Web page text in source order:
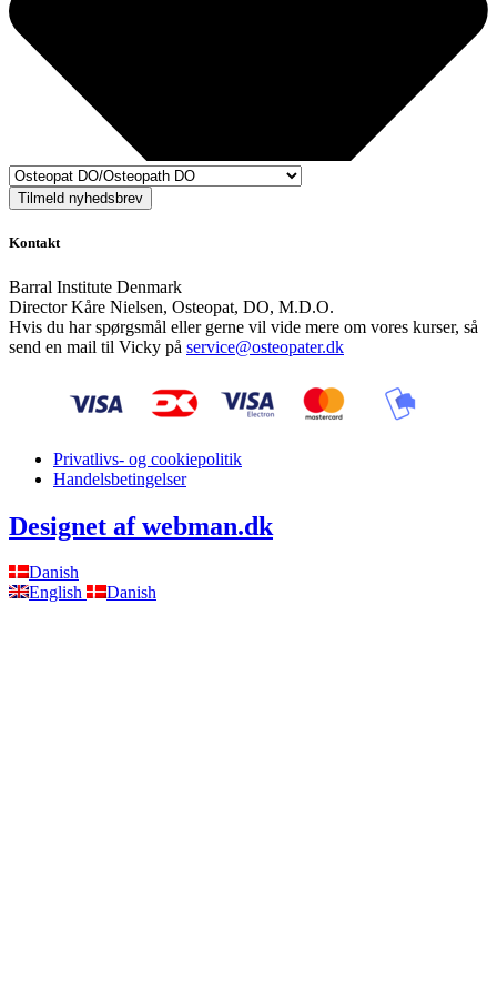
Tilmeld nyhedsbrev
Kontakt
Barral Institute Denmark
Director Kåre Nielsen, Osteopat, DO, M.D.O.
Hvis du har spørgsmål eller gerne vil vide mere om vores kurser, så
send en mail til Vicky på service@osteopater.dk
Privatlivs- og cookiepolitik
Handelsbetingelser
Designet af webman.dk
Danish
English
Danish